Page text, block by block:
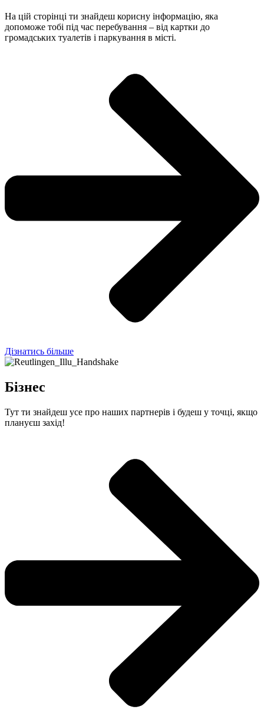
На цій сторінці ти знайдеш корисну інформацію, яка
допоможе тобі під час перебування – від картки до
громадських туалетів і паркування в місті.
Дізнатись більше
Бізнес
Тут ти знайдеш усе про наших партнерів і будеш у точці, якщо
плануєш захід!